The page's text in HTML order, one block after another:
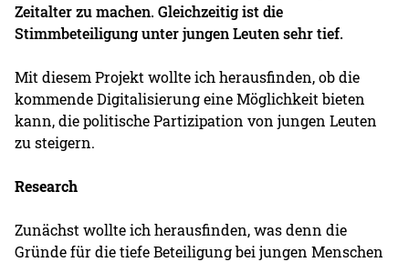
Zeitalter zu machen. Gleichzeitig ist die
Stimmbeteiligung unter jungen Leuten sehr tief.
Mit diesem Projekt wollte ich herausfinden, ob die
kommende Digitalisierung eine Möglichkeit bieten
kann, die politische Partizipation von jungen Leuten
zu steigern.
Research
Zunächst wollte ich herausfinden, was denn die
Gründe für die tiefe Beteiligung bei jungen Menschen